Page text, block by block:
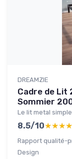
DREAMZIE
Cadre de Lit
Sommier
Le lit metal
8.5/10
Rapport qualité-
Design